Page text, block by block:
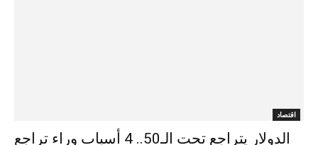
اقتصاد
الدولار يتراجع تحت الـ50.. 4 أسباب وراء تراجع